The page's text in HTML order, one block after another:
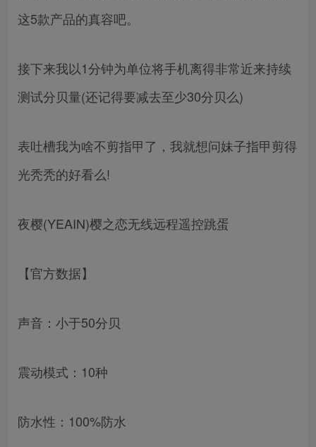
这5款产品的真容吧。
接下来我以1分钟为单位将手机离得非常近来持续
测试分贝量(还记得要减去至少30分贝么)
表吐槽我为啥不剪指甲了，我就想问妹子指甲剪得
光秃秃的好看么!
夜樱(YEAIN)樱之恋无线远程遥控跳蛋
【官方数据】
声音：小于50分贝
震动模式：10种
防水性：100%防水